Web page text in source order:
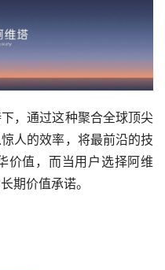
，通过这种聚合全球顶尖
人的效率，将最前沿的技
价值，而当用户选择阿维
期价值承诺。